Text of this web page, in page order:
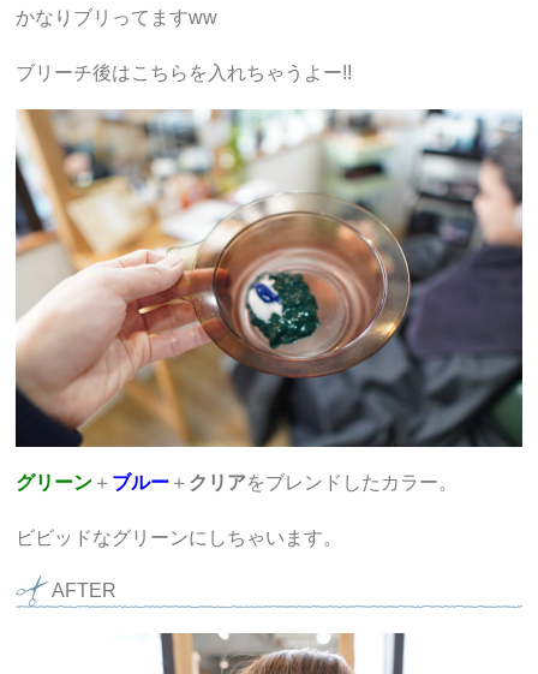
かなりブリってますww
ブリーチ後はこちらを入れちゃうよー!!
グリーン ＋ ブルー ＋ クリアをブレンドしたカラー。
ビビッドなグリーンにしちゃいます。
AFTER